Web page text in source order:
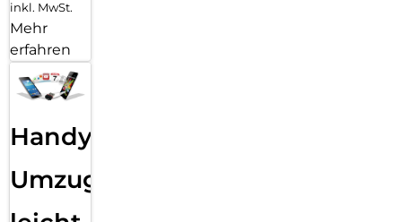
inkl. MwSt.
Mehr
erfahren
Handy
Umzug